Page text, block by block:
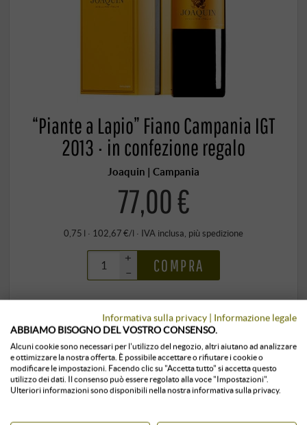
“Piante a Lapio” Fiano Campania IGT
2013 · in confezione regalo
Joaquin | Campania
77,00 €
0,75 l · 102,67 €/l · IVA inclusa , più spedizione
+
–
COMPRA
Conservato in ambiente climatizzato 9 unità disponibile
Informativa sulla privacy | Informazione legale
ABBIAMO BISOGNO DEL VOSTRO CONSENSO.
Alcuni cookie sono necessari per l'utilizzo del negozio, altri aiutano ad analizzare
e ottimizzare la nostra offerta. È possibile accettare o rifiutare i cookie o
modificare le impostazioni. Facendo clic su "Accetta tutto" si accetta questo
utilizzo dei dati. Il consenso può essere regolato alla voce "Impostazioni".
Ulteriori informazioni sono disponibili nella nostra informativa sulla privacy.